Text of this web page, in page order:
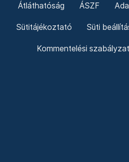
Átláthatóság ÁSZF
Sütitájékoztató Süti
Kommentelési szabályzat